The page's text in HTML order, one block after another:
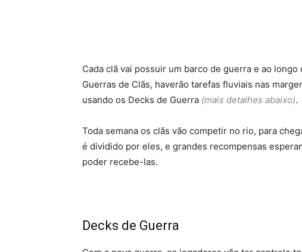
Cada clã vai possuir um barco de guerra e ao
Guerras de Clãs, haverão tarefas fluviais nas
usando os Decks de Guerra (mais detalhes abaixo).
Toda semana os clãs vão competir no rio, para
é dividido por eles, e grandes recompensas
poder recebe-las.
Decks de Guerra